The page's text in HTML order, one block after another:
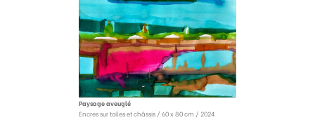
Paysage aveuglé
Encres sur toiles et châssis / 60 x 80 cm / 2024